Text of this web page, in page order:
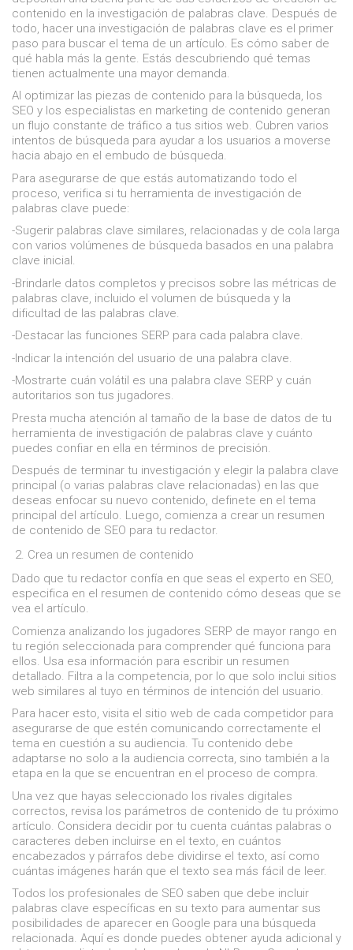
contenido en la investigación de palabras clave. Después de
todo, hacer una investigación de palabras clave es el primer
paso para buscar el tema de un artículo. Es cómo saber de
qué habla más la gente. Estás descubriendo qué temas
tienen actualmente una mayor demanda.
Al optimizar las piezas de contenido para la búsqueda, los
SEO y los especialistas en marketing de contenido generan
un flujo constante de tráfico a tus sitios web. Cubren varios
intentos de búsqueda para ayudar a los usuarios a moverse
hacia abajo en el embudo de búsqueda.
Para asegurarse de que estás automatizando todo el
proceso, verifica si tu herramienta de investigación de
palabras clave puede:
-Sugerir palabras clave similares, relacionadas y de cola larga
con varios volúmenes de búsqueda basados ​​en una palabra
clave inicial.
-Brindarle datos completos y precisos sobre las métricas de
palabras clave, incluido el volumen de búsqueda y la
dificultad de las palabras clave.
-Destacar las funciones SERP para cada palabra clave.
-Indicar la intención del usuario de una palabra clave.
-Mostrarte cuán volátil es una palabra clave SERP y cuán
autoritarios son tus jugadores.
Presta mucha atención al tamaño de la base de datos de tu
herramienta de investigación de palabras clave y cuánto
puedes confiar en ella en términos de precisión.
Después de terminar tu investigación y elegir la palabra clave
principal (o varias palabras clave relacionadas) en las que
deseas enfocar su nuevo contenido, definete en el tema
principal del artículo. Luego, comienza a crear un resumen
de contenido de SEO para tu redactor.
Crea un resumen de contenido
Dado que tu redactor confía en que seas el experto en SEO,
especifica en el resumen de contenido cómo deseas que se
vea el artículo.
Comienza analizando los jugadores SERP de mayor rango en
tu región seleccionada para comprender qué funciona para
ellos. Usa esa información para escribir un resumen
detallado. Filtra a la competencia, por lo que solo inclui sitios
web similares al tuyo en términos de intención del usuario.
Para hacer esto, visita el sitio web de cada competidor para
asegurarse de que estén comunicando correctamente el
tema en cuestión a su audiencia. Tu contenido debe
adaptarse no solo a la audiencia correcta, sino también a la
etapa en la que se encuentran en el proceso de compra.
Una vez que hayas seleccionado los rivales digitales
correctos, revisa los parámetros de contenido de tu próximo
artículo. Considera decidir por tu cuenta cuántas palabras o
caracteres deben incluirse en el texto, en cuántos
encabezados y párrafos debe dividirse el texto, así como
cuántas imágenes harán que el texto sea más fácil de leer.
Todos los profesionales de SEO saben que debe incluir
palabras clave específicas en su texto para aumentar sus
posibilidades de aparecer en Google para una búsqueda
relacionada. Aquí es donde puedes obtener ayuda adicional y